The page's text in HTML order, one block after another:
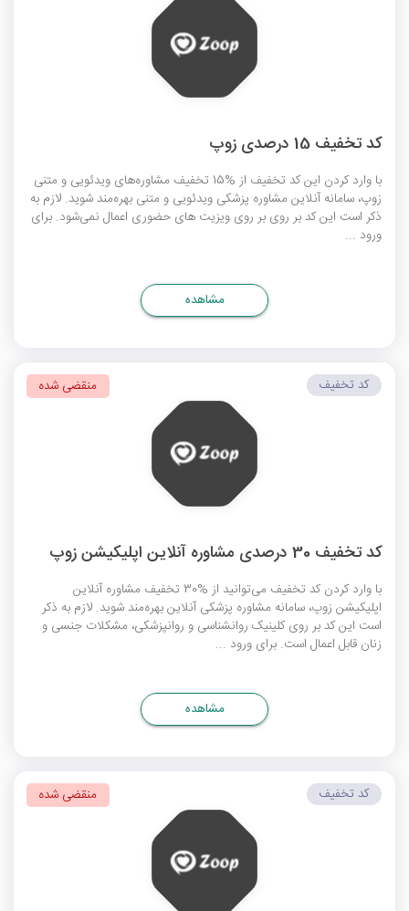
کد تخفیف 15 درصدی زوپ
با وارد کردن این کد تخفیف از %15 تخفیف مشاوره‌های ویدئویی و متنی
زوپ، سامانه آنلاین مشاوره پزشکی ویدئویی و متنی بهره‌مند شوید. لازم به
ذکر است این کد بر روی بر روی ویزیت ‌های حضوری اعمال نمی‌شود. برای
ورود ...
مشاهده
کد تخفیف 30 درصدی مشاوره آنلاین اپلیکیشن زوپ
با وارد کردن کد تخفیف می‌توانید از %30 تخفیف مشاوره آنلاین
اپلیکیشن زوپ، سامانه مشاوره پزشکی آنلاین بهره‌مند شوید. لازم به ذکر
است این کد بر روی کلینیک روانشناسی و روانپزشکی، مشکلات جنسی و
زنان قابل اعمال است. برای ورود ...
کد تخفیف منقضی شده
مشاهده
کد تخفیف منقضی شده